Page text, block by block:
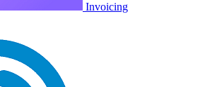
Invoicing